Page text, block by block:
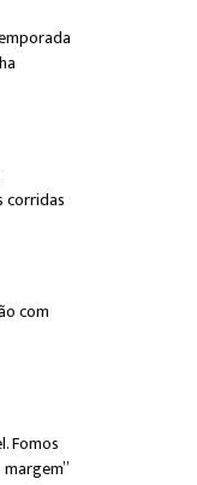
corridas
com
Fomos